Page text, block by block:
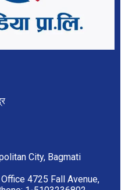
City, Bagmati
4725 Fall Avenue,